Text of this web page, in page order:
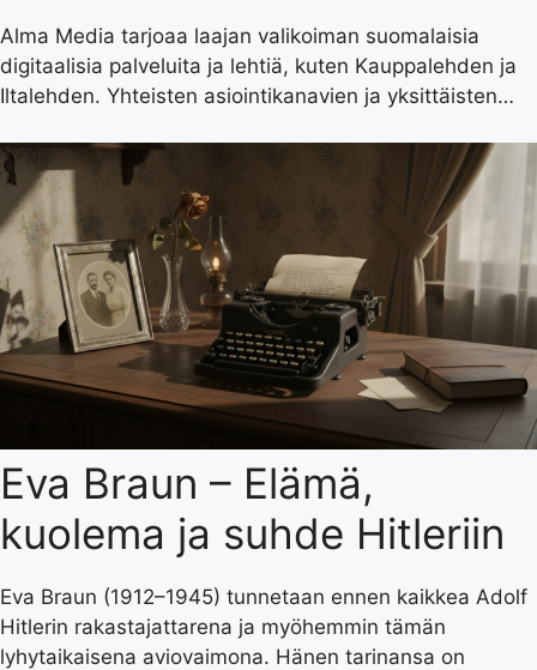
Alma Media tarjoaa laajan valikoiman suomalaisia
digitaalisia palveluita ja lehtiä, kuten Kauppalehden ja
Iltalehden. Yhteisten asiointikanavien ja yksittäisten…
Eva Braun – Elämä,
kuolema ja suhde Hitleriin
Eva Braun (1912–1945) tunnetaan ennen kaikkea Adolf
Hitlerin rakastajattarena ja myöhemmin tämän
lyhytaikaisena aviovaimona. Hänen tarinansa on